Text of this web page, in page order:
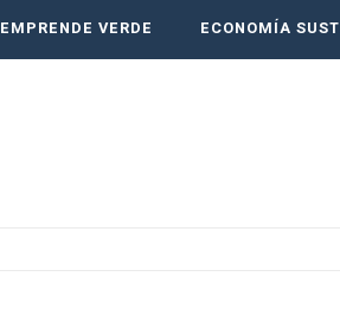
EMPRENDE VERDE ECONOMÍA